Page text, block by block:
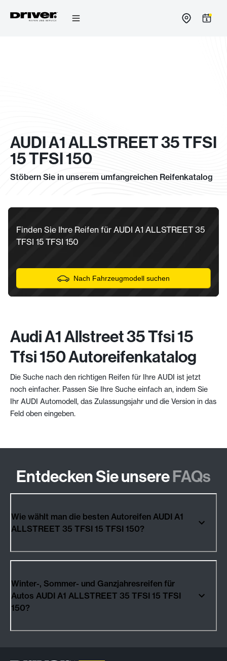
AUDI A1 ALLSTREET 35 TFSI
15 TFSI 150
Stöbern Sie in unserem umfangreichen Reifenkatalog
Finden Sie Ihre Reifen für AUDI A1 ALLSTREET 35
TFSI 15 TFSI 150
Nach Fahrzeugmodell suchen
Audi A1 Allstreet 35 Tfsi 15
Tfsi 150 Autoreifenkatalog
Die Suche nach den richtigen Reifen für Ihre AUDI ist jetzt
noch einfacher. Passen Sie Ihre Suche einfach an, indem Sie
Ihr AUDI Automodell, das Zulassungsjahr und die Version in das
Feld oben eingeben.
Entdecken Sie unsereFAQs
Wie wählt man die besten Autoreifen AUDI A1
ALLSTREET 35 TFSI 15 TFSI 150?
Winter-, Sommer- und Ganzjahresreifen für
Autos AUDI A1 ALLSTREET 35 TFSI 15 TFSI
150?